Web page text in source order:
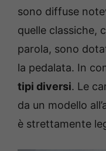
sono diffuse
quelle classiche,
parola, sono
la pedalata. In
tipi diversi. Le
da un modello
è strettamente